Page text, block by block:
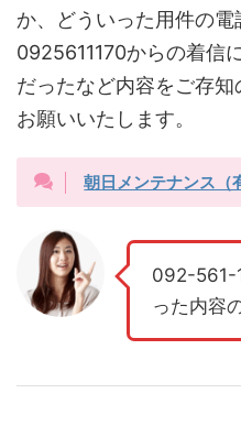
か、どういった用件の電
0925611170からの着信
だったなど内容をご存
お願いいたします。
朝日メンテナンス（
092-561-
った内容